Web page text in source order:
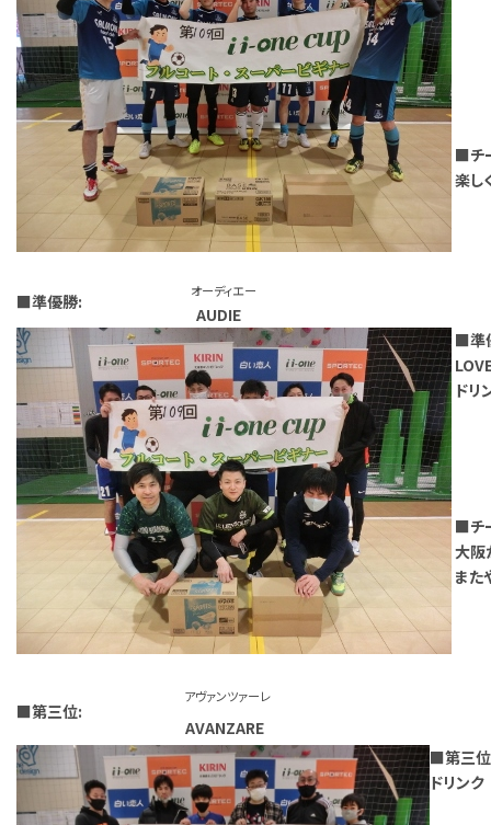
■チ
楽し
■準優勝: オーディエー
AUDIE
■準
ド
■チ
大阪
また
■第三位:
アヴァンツァーレ
AVANZARE
■第三
ドリン